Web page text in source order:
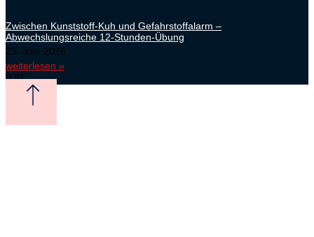
Zwischen Kunststoff-Kuh und Gefahrstoffalarm –
Abwechslungsreiche 12-Stunden-Übung
23. Juni 2026
weiterlesen »